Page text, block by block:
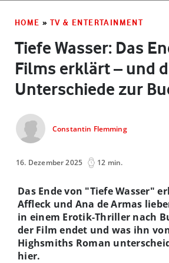
HOME » TV & ENTERTAINMENT
Tiefe Wasser: Das
Films erklärt – und
Unterschiede zur
Constantin Flemming
16. Dezember 2025 12 min.
Das Ende von "Tiefe Wasser"
Affleck und Ana de Armas
in einem Erotik-Thriller nach
der Film endet und was ihn
Highsmiths Roman
hier.